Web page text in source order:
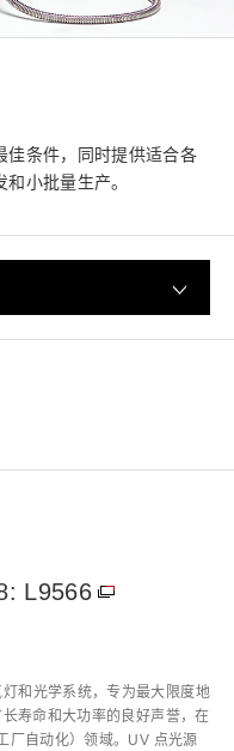
佳条件，同时提供适合各
小批量生产。
L9566
和光学系统，专为最大限度地
寿命和大功率的良好声誉，在
厂自动化）领域。UV 点光源